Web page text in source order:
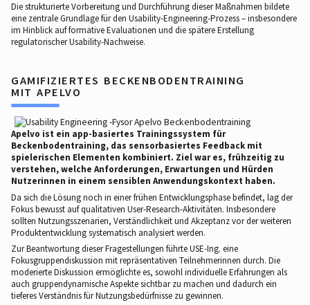
Die strukturierte Vorbereitung und Durchführung dieser Maßnahmen bildete
eine zentrale Grundlage für den Usability-Engineering-Prozess – insbesondere
im Hinblick auf formative Evaluationen und die spätere Erstellung
regulatorischer Usability-Nachweise.
GAMIFIZIERTES BECKENBODENTRAINING
MIT APELVO
Apelvo ist ein app-basiertes Trainingssystem für
Beckenbodentraining, das sensorbasiertes Feedback mit
spielerischen Elementen kombiniert. Ziel war es, frühzeitig zu
verstehen, welche Anforderungen, Erwartungen und Hürden
Nutzerinnen in einem sensiblen Anwendungskontext haben.
Da sich die Lösung noch in einer frühen Entwicklungsphase befindet, lag der
Fokus bewusst auf qualitativen User-Research-Aktivitäten. Insbesondere
sollten Nutzungsszenarien, Verständlichkeit und Akzeptanz vor der weiteren
Produktentwicklung systematisch analysiert werden.
Zur Beantwortung dieser Fragestellungen führte USE-Ing. eine
Fokusgruppendiskussion mit repräsentativen Teilnehmerinnen durch. Die
moderierte Diskussion ermöglichte es, sowohl individuelle Erfahrungen als
auch gruppendynamische Aspekte sichtbar zu machen und dadurch ein
tieferes Verständnis für Nutzungsbedürfnisse zu gewinnen.